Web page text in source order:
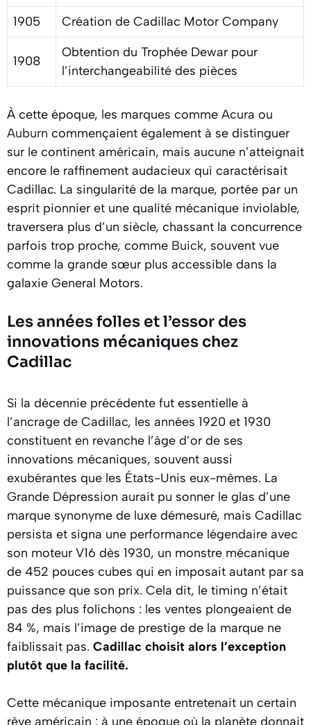
1905 Création de Cadillac Motor Company
1908
Obtention du Trophée Dewar pour
l’interchangeabilité des pièces
À cette époque, les marques comme Acura ou
Auburn commençaient également à se distinguer
sur le continent américain, mais aucune n’atteignait
encore le raffinement audacieux qui caractérisait
Cadillac. La singularité de la marque, portée par un
esprit pionnier et une qualité mécanique inviolable,
traversera plus d’un siècle, chassant la concurrence
parfois trop proche, comme Buick, souvent vue
comme la grande sœur plus accessible dans la
galaxie General Motors.
Les années folles et l’essor des
innovations mécaniques chez
Cadillac
Si la décennie précédente fut essentielle à
l’ancrage de Cadillac, les années 1920 et 1930
constituent en revanche l’âge d’or de ses
innovations mécaniques, souvent aussi
exubérantes que les États-Unis eux-mêmes. La
Grande Dépression aurait pu sonner le glas d’une
marque synonyme de luxe démesuré, mais Cadillac
persista et signa une performance légendaire avec
son moteur V16 dès 1930, un monstre mécanique
de 452 pouces cubes qui en imposait autant par sa
puissance que son prix. Cela dit, le timing n’était
pas des plus folichons : les ventes plongeaient de
84 %, mais l’image de prestige de la marque ne
faiblissait pas. Cadillac choisit alors l’exception
plutôt que la facilité.
Cette mécanique imposante entretenait un certain
rêve américain : à une époque où la planète donnait